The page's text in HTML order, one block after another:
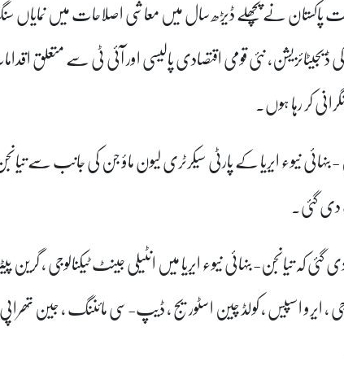
پاکستان نے پچھلے ڈیڑھ سال میں معاشی اصلاحات میں
ڈیجیٹائزیشن، نئی قومی اقتصادی پالیسی اور آئی ٹی سے
کر رہا ہوں۔
نیوء ایریا کے پارٹی سیکرٹری لیون ماؤ جن کی جانب سے
گئی۔
کہ تیانجن-بنہائی نیوء ایریا میں انٹیلی جینٹ ٹیکنالوجی ، گرین
، ایرو اسپیس ، کولڈ چین اسٹوریج ، ڈیپ-سی مائننگ ، جین